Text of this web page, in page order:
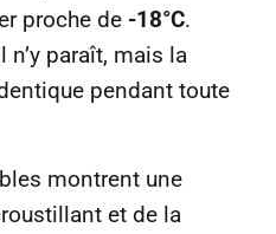
proche de -18°C.
n’y paraît, mais la
pendant toute
montrent une
et de la